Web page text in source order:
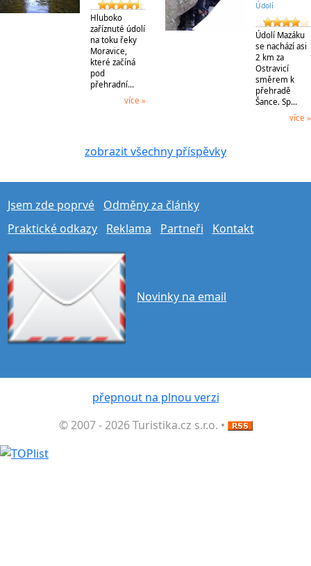
Hluboko
zaříznuté údolí
na toku řeky
Moravice,
které začíná
pod
přehradní…
více »
Údolí
Údolí Mazáku
se nachází asi
2 km za
Ostravicí
směrem k
přehradě
Šance. Sp…
více »
zobrazit všechny příspěvky
Jsem zde poprvé
Odměny za články
Praktické odkazy
Reklama Partneři Kontakt
Novinky na email
přepnout na plnou verzi
© 2007 - 2026 Turistika.cz s.r.o. •